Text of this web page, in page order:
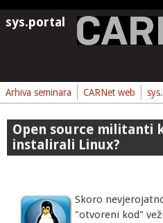
Skoči na glavni sadržaj
sys.portal
Arhiva seminara CARNet web
Open source militanti
instalirali Linux?
Skoro
"otvoreni kod"